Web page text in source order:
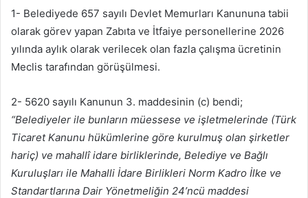
1- Belediyede 657 sayılı Devlet Memurları Kanununa tabii
olarak görev yapan Zabıta ve İtfaiye personellerine 2026
yılında aylık olarak verilecek olan fazla çalışma ücretinin
Meclis tarafından görüşülmesi.
2- 5620 sayılı Kanunun 3. maddesinin (c) bendi;
“Belediyeler ile bunların müessese ve işletmelerinde (Türk
Ticaret Kanunu hükümlerine göre kurulmuş olan şirketler
hariç) ve mahallî idare birliklerinde, Belediye ve Bağlı
Kuruluşları ile Mahalli İdare Birlikleri Norm Kadro İlke ve
Standartlarına Dair Yönetmeliğin 24’ncü maddesi